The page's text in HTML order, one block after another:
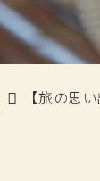
【旅の思